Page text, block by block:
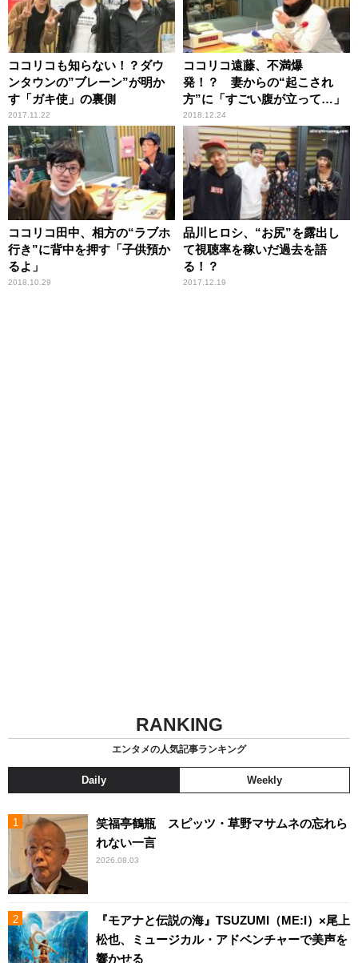
ココリコも知らない！？ダウ
ンタウンの”ブレーン”が明か
す「ガキ使」の裏側
2017.11.22
ココリコ遠藤、不満爆
発！？ 妻からの“起こされ
方”に「すごい腹が立って…」
2018.12.24
ココリコ田中、相方の“ラブホ
行き”に背中を押す「子供預か
るよ」
2018.10.29
品川ヒロシ、“お尻”を露出し
て視聴率を稼いだ過去を語
る！？
2017.12.19
RANKING
エンタメの人気記事ランキング
Daily Weekly
笑福亭鶴瓶 スピッツ・草野マサムネの忘れら
れない一言
2026.08.03
『モアナと伝説の海』TSUZUMI（ME:I）×尾上
松也、ミュージカル・アドベンチャーで美声を
響かせる